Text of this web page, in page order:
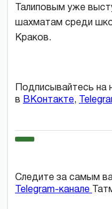
Талиповым уже
шахматам среди
Краков.
Подписывайтесь
в ВКонтакте,
Следите за самым
Telegram-канале